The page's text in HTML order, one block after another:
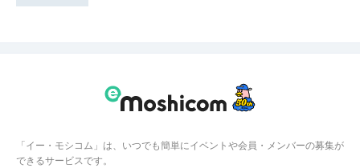
「イー・モシコム」は、いつでも簡単にイベントや会員・メンバーの募集が
できるサービスです。